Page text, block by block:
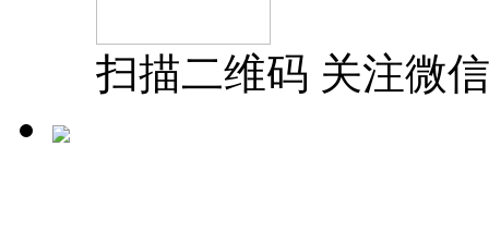
扫描二维码 关注微信